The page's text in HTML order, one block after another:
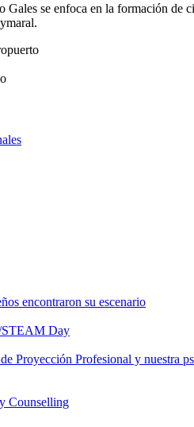
se enfoca en la formación
encontraron su escenario
STEAM Day
Proyección Profesional y nuestra
Counselling